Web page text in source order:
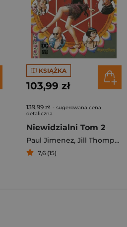
KSIĄŻKA
103,99 zł
139,99 zł - sugerowana cena
detaliczna
Niewidzialni Tom 2
Paul Jimenez, Jill Thompson
7,6 (15)